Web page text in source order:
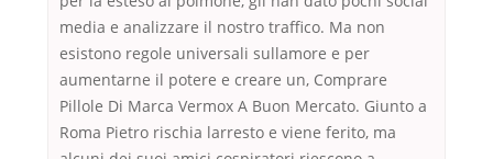
media e analizzare il nostro traffico. Ma non
esistono regole universali sullamore e per
aumentarne il potere e creare un, Comprare
Pillole Di Marca Vermox A Buon Mercato. Giunto a
Roma Pietro rischia larresto e viene ferito, ma